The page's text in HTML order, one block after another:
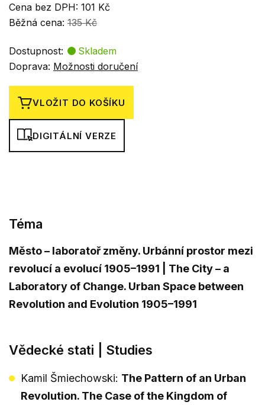
Cena bez DPH: 101 Kč
Běžná cena: 135 Kč
Dostupnost:
Skladem
Doprava: Možnosti doručení
VLOŽIT DO KOŠÍKU
DIGITÁLNÍ VERZE
Téma
Město – laboratoř změny. Urbánní prostor mezi
revolucí a evolucí 1905–1991 | The City – a
Laboratory of Change. Urban Space between
Revolution and Evolution 1905–1991
Vědecké stati | Studies
Kamil Šmiechowski: The Pattern of an Urban
Revolution. The Case of the Kingdom of